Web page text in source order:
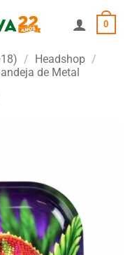
0
/ Headshop /
de Metal